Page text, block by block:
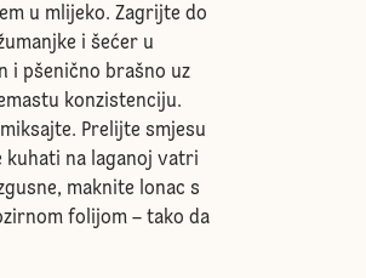
u mlijeko. Zagrijte do
i šećer u
i pšenično brašno uz
konzistenciju.
Prelijte smjesu
na laganoj vatri
maknite lonac s
folijom – tako da